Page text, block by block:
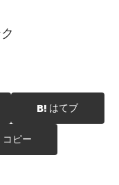
はてブ
コピー